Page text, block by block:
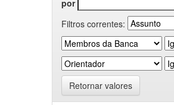
por
Filtros correntes:
Retornar valores